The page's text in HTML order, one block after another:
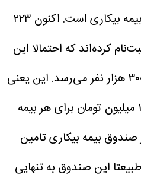
نمونه این موضوع پرداخت بیمه بیکاری است. اکنون ۲۲۳
کرده‌اند که احتمالا این
رقم تا پایان ماه به بیش از ۳۰۰ هزار نفر می‌رسد. این یعنی
باید ماهیانه رقمی بالغ بر ۱۳ میلیون تومان برای هر بیمه
بیمه بیکاری تامین
این صندوق به تنهایی